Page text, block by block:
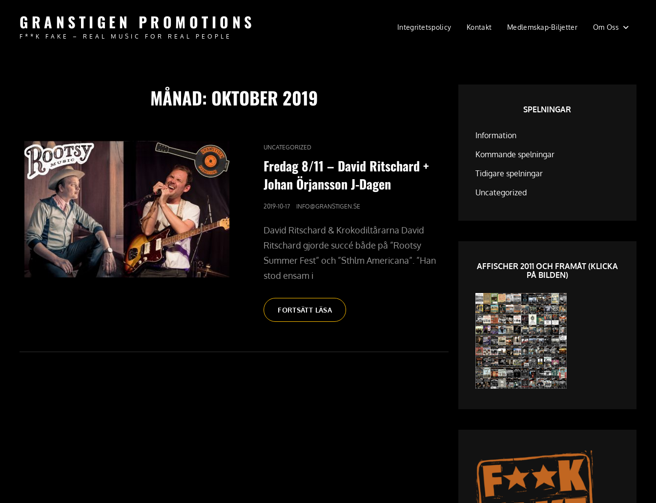
GRANSTIGEN PROMOTIONS
F**K FAKE – REAL MUSIC FOR REAL PEOPLE
Integritetspolicy Kontakt Medlemskap-Biljetter Om Oss
MÅNAD: OKTOBER 2019
CAT
UNCATEGORIZED
Fredag 8/11 – David Ritschard +
Johan Örjansson J-Dagen
PUBLICERAT
2019-10-17 INFO@GRANSTIGEN.SE
David Ritschard & Krokodiltårarna David
Ritschard gjorde succé både på ”Rootsy
Summer Fest” och ”Sthlm Americana”. ”Han
stod ensam i
FORTSÄTT LÄSAFREDAG
8/11
RITSCHARD
SPELNINGAR
Information
Kommande spelningar
Tidigare spelningar
Uncategorized
AFFISCHER 2011 OCH FRAMÅT (KLICKA
PÅ BILDEN)